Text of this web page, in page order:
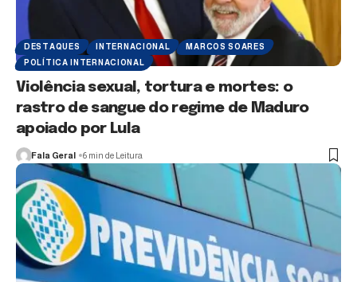
DESTAQUES INTERNACIONAL
MARCOS SOARES
POLÍTICA INTERNACIONAL
Violência sexual, tortura e mortes: o
rastro de sangue do regime de Maduro
apoiado por Lula
Fala Geral 6 min de Leitura